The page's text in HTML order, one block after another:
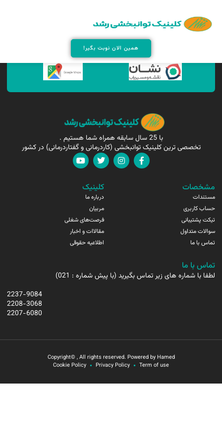
همین الان نوبت بگیر!
همین الان مارا پیدا کنید !
با 25 سال سابقه همراه شما هستیم .
تخصصی ترین کلینیک توانبخشی (کاردرمانی و گفتاردرمانی) در کشور
مشخصات
مستندات
حساب کاربری
تیکت پشتیبانی
سوالات متداول
تماس با ما
کلینیک
درباره ما
مربیان
فرصت‌های شغلی
مقالاات و اخبار
اطلاعیه حقوقی
تماس با ما
لطفا با شماره های زیر تماس بگیرید (با پیش شماره : 021)
2237-9084
2208-3068
2207-6080
Copyright© , All rights reserved. Powered by Hamed
Term of use
Privacy Policy
Cookie Policy